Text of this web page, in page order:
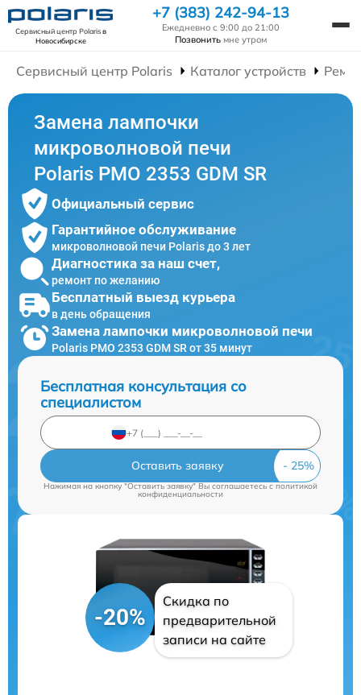
Сервисный центр Polarisв
Новосибирске
+7 (383) 242-94-13
Ежедневно с 9:00 до 21:00
Позвонить мне утром
Сервисный центр Polaris Каталог устройств
Замена лампочки
микроволновой печи
Polaris PMO 2353 GDM SR
Официальный сервис
Гарантийное обслуживание
микроволновой печи Polaris до 3 лет
Диагностика за наш счет,
ремонт по желанию
Бесплатный выезд курьера
в день обращения
Замена лампочки микроволновой печи
Polaris PMO 2353 GDM SR от 35 минут
Бесплатная консультация со
специалистом
Оставить заявку
Нажимая на кнопку "Оставить заявку" Вы соглашаетесь cполитикой
конфиденциальности
-20%
Скидка по
предварительной
записи на сайте